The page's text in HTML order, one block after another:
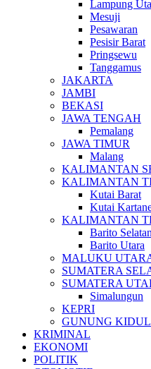
Lampung
Mesuji
Pesawaran
Pesisir Barat
Pringsewu
Tanggamus
JAKARTA
JAMBI
BEKASI
JAWA TENGAH
Pemalang
JAWA TIMUR
Malang
KALIMANTAN
KALIMANTAN
Kutai Barat
Kutai
KALIMANTAN
Barito Selatan
Barito Utara
MALUKU
SUMATERA
SUMATERA
Simalungun
KEPRI
GUNUNG KIDUL
KRIMINAL
EKONOMI
POLITIK